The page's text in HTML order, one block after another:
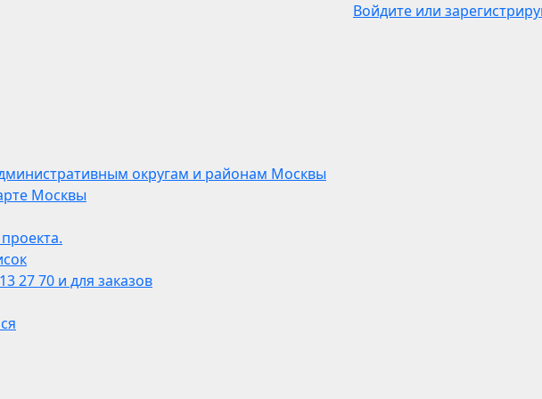
Войдите или
округам и районам Москвы
Москвы
27 70 и для заказов